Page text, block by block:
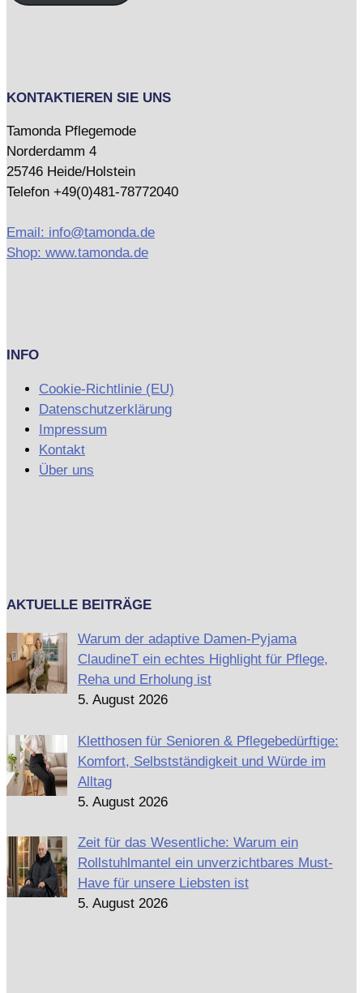
KONTAKTIEREN SIE UNS
Tamonda Pflegemode
Norderdamm 4
25746 Heide/Holstein
Telefon +49(0)481-78772040
Email: info@tamonda.de
Shop: www.tamonda.de
INFO
Cookie-Richtlinie (EU)
Datenschutzerklärung
Impressum
Kontakt
Über uns
AKTUELLE BEITRÄGE
Warum der adaptive Damen-Pyjama
ClaudineT ein echtes Highlight für Pflege,
Reha und Erholung ist
5. August 2026
Kletthosen für Senioren & Pflegebedürftige:
Komfort, Selbstständigkeit und Würde im
Alltag
5. August 2026
Zeit für das Wesentliche: Warum ein
Rollstuhlmantel ein unverzichtbares Must-
Have für unsere Liebsten ist
5. August 2026